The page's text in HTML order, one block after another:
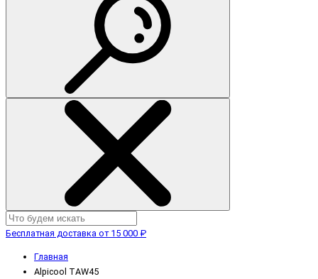
Бесплатная доставка от 15 000 ₽
Главная
Alpicool TAW45